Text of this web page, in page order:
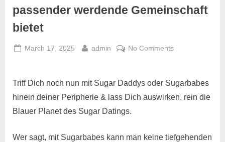
passender werdende Gemeinschaft
bietet
March 17, 2025 admin No Comments
Triff Dich noch nun mit Sugar Daddys oder Sugarbabes
hinein deiner Peripherie & lass Dich auswirken, rein die
Blauer Planet des Sugar Datings.
Wer sagt, mit Sugarbabes kann man keine tiefgehenden